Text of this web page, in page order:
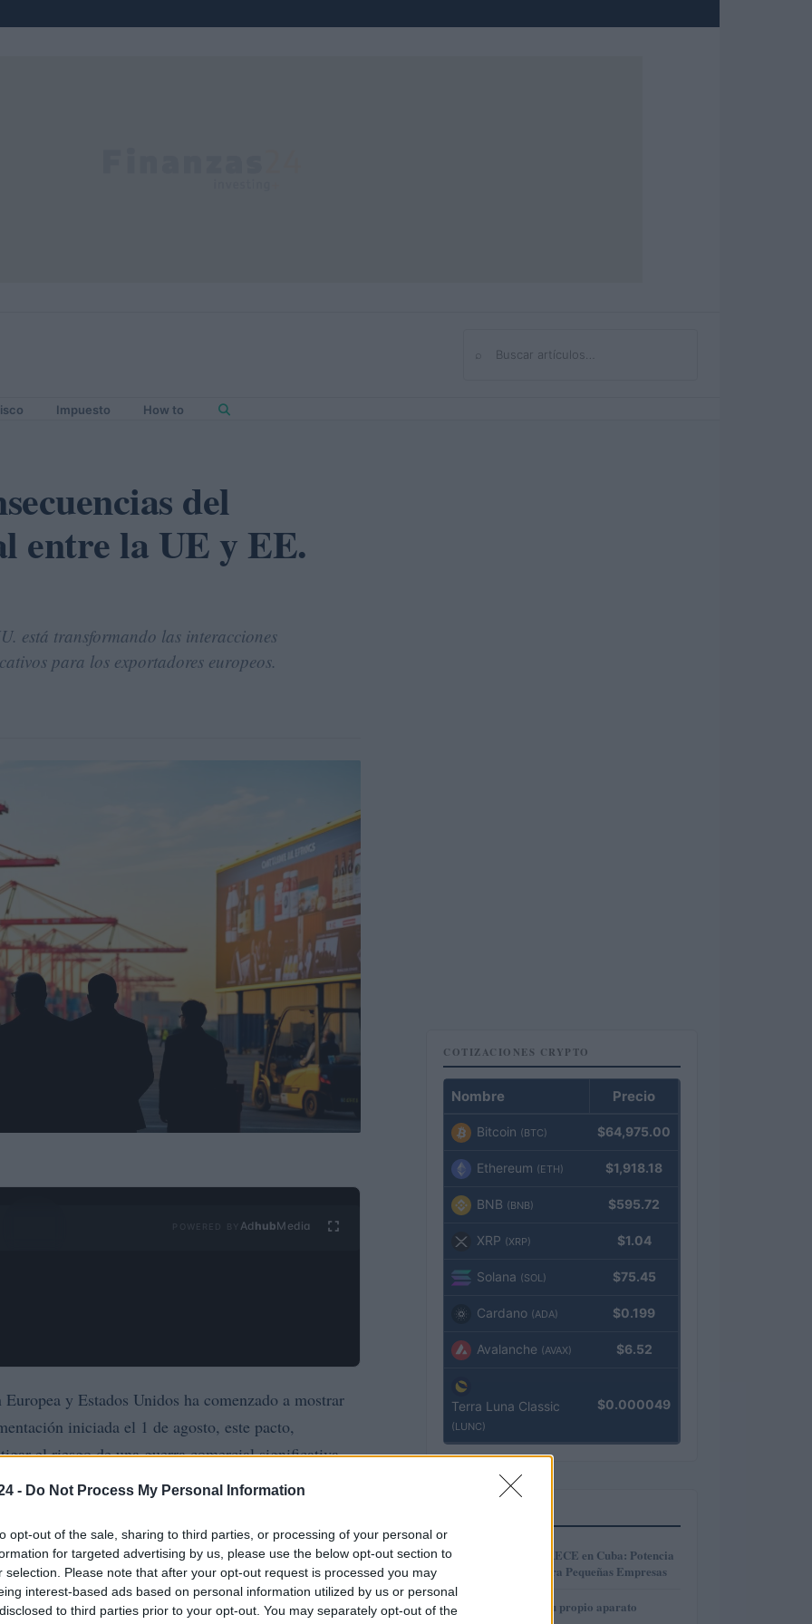
- Do Not Process My Personal Information
opt-out of the sale, sharing to third parties, or processing of your personal or
for targeted advertising by us, please use the below opt-out section to
selection. Please note that after your opt-out request is processed you may
interest-based ads based on personal information utilized by us or personal
to third parties prior to your opt-out. You may separately opt-out of the
Buscar
Impuesto How to
del
entre la UE y EE.
está transformando las interacciones
para los exportadores europeos.
Ad hubMedia
y Estados Unidos ha comenzado a mostrar
iniciada el 1 de agosto, este pacto,
el riesgo de una guerra comercial significativa
ha impactado considerablemente las exportaciones
de la UE con Estados Unidos ha disminuido en
comercial
COTIZACIONES CRYPTO
Nombre Precio
Bitcoin (BTC) $64,975.00
Ethereum (ETH) $1,918.18
BNB (BNB) $595.72
XRP (XRP) $1.04
Solana (SOL) $75.45
Cardano (ADA) $0.199
Avalanche (AVAX) $6.52
Terra Luna Classic
(LUNC)
$0.000049
1
Microcréditos CRECE en Cuba: Potencia
y Crecimiento para Pequeñas Empresas
2
Cómo construir tu propio aparato